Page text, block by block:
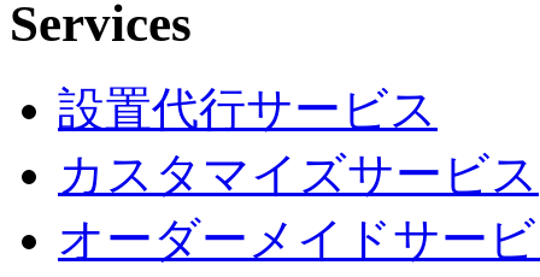
設置代行サービス
カスタマイズサービス
オーダーメイドサー